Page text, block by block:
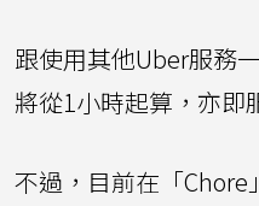
跟使用其他Uber服務
將從1小時起算，亦即
不過，目前在「